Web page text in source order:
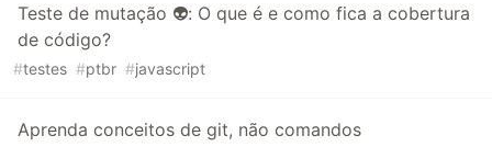
Teste de mutação 👽: O que é e como fica a cobertura
de código?
#testes #ptbr #javascript
Aprenda conceitos de git, não comandos